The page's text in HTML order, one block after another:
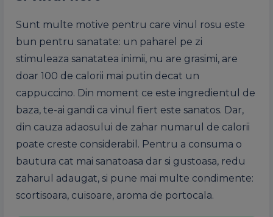
Sunt multe motive pentru care vinul rosu este
bun pentru sanatate: un paharel pe zi
stimuleaza sanatatea inimii, nu are grasimi, are
doar 100 de calorii mai putin decat un
cappuccino. Din moment ce este ingredientul de
baza, te-ai gandi ca vinul fiert este sanatos. Dar,
din cauza adaosului de zahar numarul de calorii
poate creste considerabil. Pentru a consuma o
bautura cat mai sanatoasa dar si gustoasa, redu
zaharul adaugat, si pune mai multe condimente:
scortisoara, cuisoare, aroma de portocala.